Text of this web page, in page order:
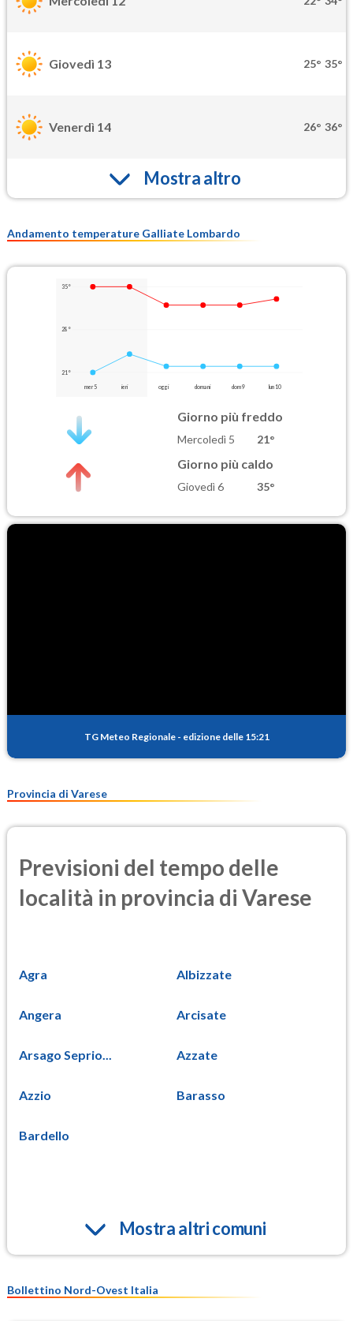
Giovedì 13 25° 35°
Venerdì 14 26° 36°
Mostra altro
Andamento temperature Galliate Lombardo
35°
28°
21°
mer 5 ieri oggi domani dom 9 lun 10
Giorno più freddo
Mercoledì 5 21°
Giorno più caldo
Giovedì 6 35°
TG Meteo Regionale - edizione delle 15:21
Provincia di Varese
Previsioni del tempo delle
località in provincia di Varese
Agra Albizzate
Angera Arcisate
Arsago Seprio... Azzate
Azzio Barasso
Bardello
Mostra altri comuni
Bollettino Nord-Ovest Italia